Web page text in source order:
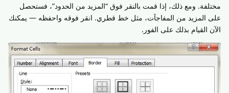
مختلفة. ومع ذلك، إذا قمت بالنقر فوق “المزيد من الحدود”، فستحصل
على المزيد من المفاجآت، مثل خط قطري. انقر فوقه واحفظه — يمكنك
الآن القيام بذلك على الفور.